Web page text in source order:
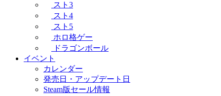
スト3
スト4
スト5
ホロ格ゲー
ドラゴンボール
イベント
カレンダー
発売日・アップデート日
Steam版セール情報